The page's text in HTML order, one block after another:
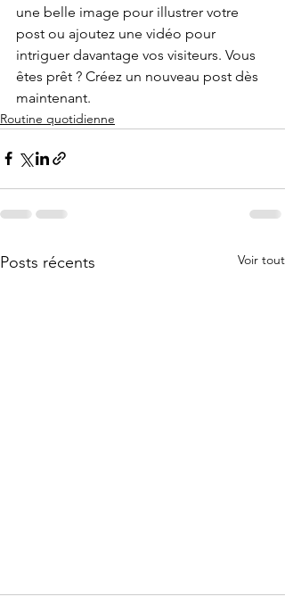
une belle image pour illustrer votre
post ou ajoutez une vidéo pour
intriguer davantage vos visiteurs. Vous
êtes prêt ? Créez un nouveau post dès
maintenant.
Routine quotidienne
Posts récents Voir tout